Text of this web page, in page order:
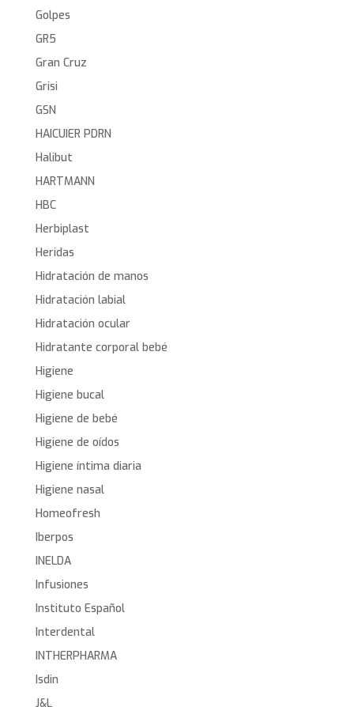
Golpes
GR5
Gran Cruz
Grisi
GSN
HAICUIER PDRN
Halibut
HARTMANN
HBC
Herbiplast
Heridas
Hidratación de manos
Hidratación labial
Hidratación ocular
Hidratante corporal bebé
Higiene
Higiene bucal
Higiene de bebé
Higiene de oídos
Higiene íntima diaria
Higiene nasal
Homeofresh
Iberpos
INELDA
Infusiones
Instituto Español
Interdental
INTHERPHARMA
Isdin
J&L